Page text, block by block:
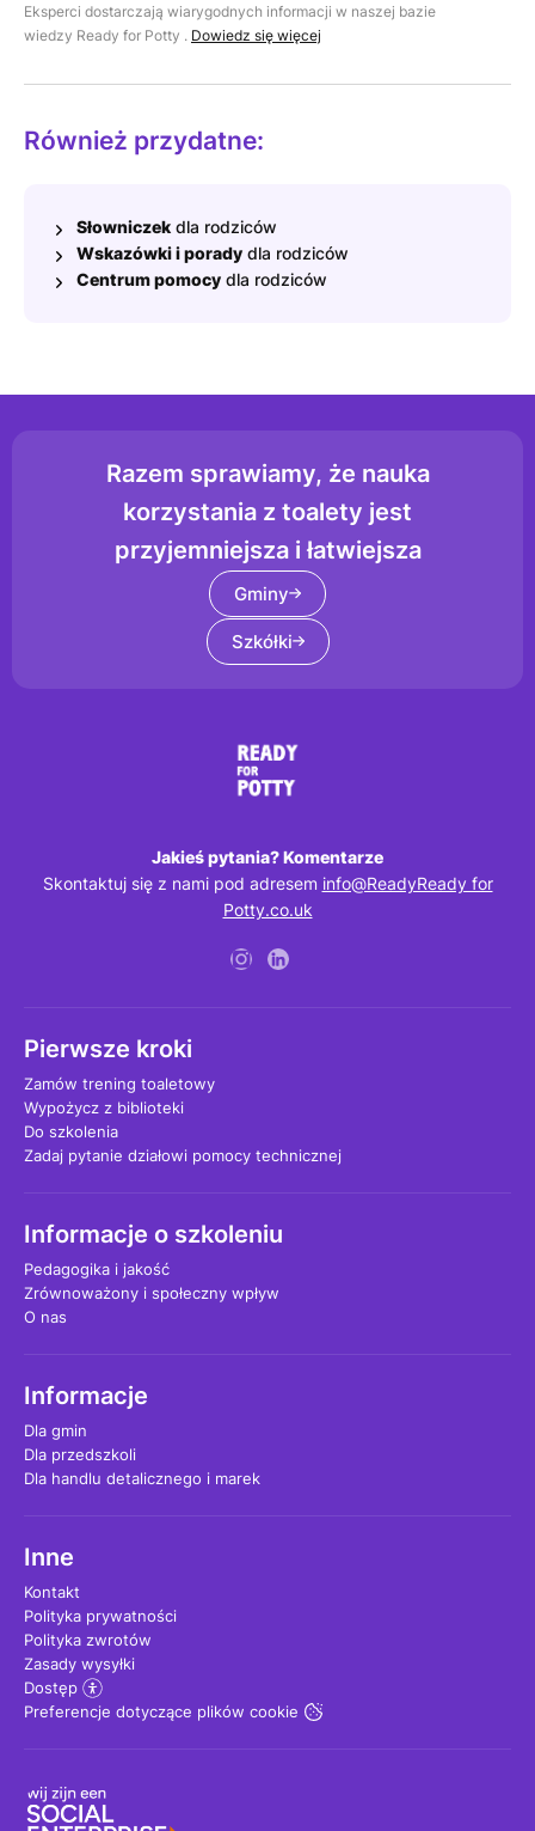
Eksperci dostarczają wiarygodnych informacji w naszej bazie
wiedzy Ready for Potty . Dowiedz się więcej
Również przydatne:
Słowniczek dla rodziców
Wskazówki i porady dla rodziców
Centrum pomocy dla rodziców
Razem sprawiamy, że nauka
korzystania z toalety jest
przyjemniejsza i łatwiejsza
Gminy
Szkółki
Jakieś pytania? Komentarze
Skontaktuj się z nami pod adresem info@ReadyReady for
Potty.co.uk
Pierwsze kroki
Zamów trening toaletowy
Wypożycz z biblioteki
Do szkolenia
Zadaj pytanie działowi pomocy technicznej
Informacje o szkoleniu
Pedagogika i jakość
Zrównoważony i społeczny wpływ
O nas
Informacje
Dla gmin
Dla przedszkoli
Dla handlu detalicznego i marek
Inne
Kontakt
Polityka prywatności
Polityka zwrotów
Zasady wysyłki
Dostęp
Preferencje dotyczące plików cookie